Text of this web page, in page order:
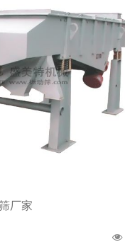
厂家